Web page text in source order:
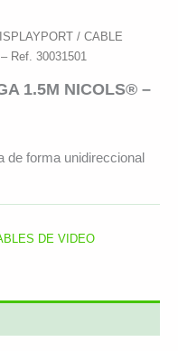
/ CABLE
Ref. 30031501
1.5M NICOLS® –
de forma unidireccional
DE VIDEO